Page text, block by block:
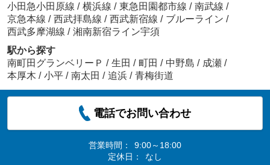
小田急小田原線 / 横浜線 / 東急田園都市線 / 南武線 /
京急本線 / 西武拝島線 / 西武新宿線 / ブルーライン /
西武多摩湖線 / 湘南新宿ライン宇須
駅から探す
南町田グランベリーＰ / 生田 / 町田 / 中野島 / 成瀬 /
本厚木 / 小平 / 南太田 / 追浜 / 青梅街道
電話でお問い合わせ
営業時間：
9:00～18:00
定休日：
なし